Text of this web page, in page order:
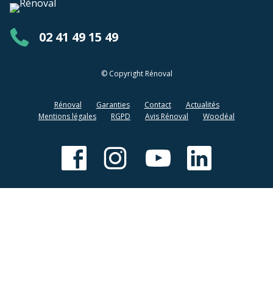
02 41 49 15 49
© Copyright Rénoval
Rénoval Garanties Contact
Actualités
Mentions légales
RGPD Avis Rénoval Woodéal